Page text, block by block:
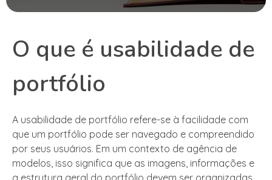
O que é usabilidade de
portfólio
A usabilidade de portfólio refere-se à facilidade com
que um portfólio pode ser navegado e compreendido
por seus usuários. Em um contexto de agência de
modelos, isso significa que as imagens, informações e